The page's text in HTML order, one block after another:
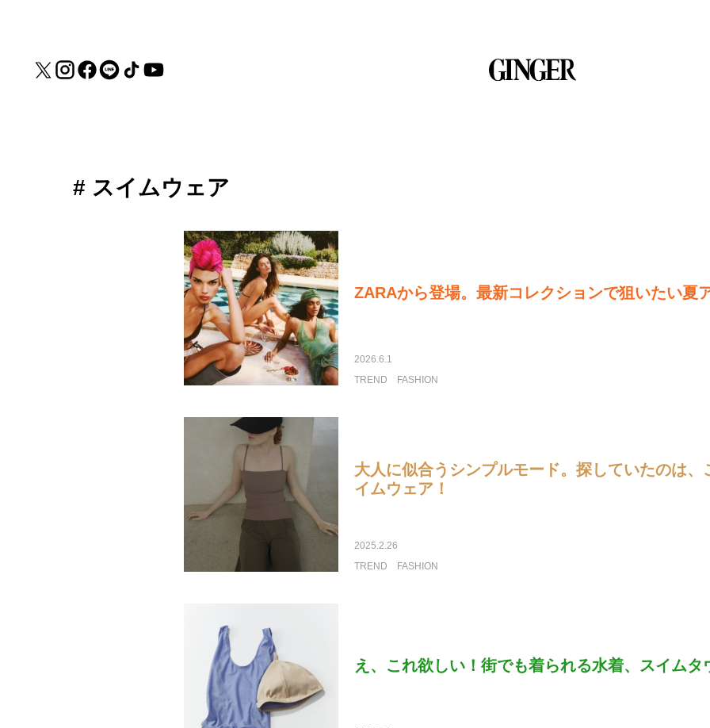
# スイムウェア
ZARAから登場。最新コレクションで狙いたい夏
2026.6.1
TREND
FASHION
大人に似合うシンプルモード。探していたのは、
イムウェア！
2025.2.26
TREND
FASHION
え、これ欲しい！街でも着られる水着、スイムタ